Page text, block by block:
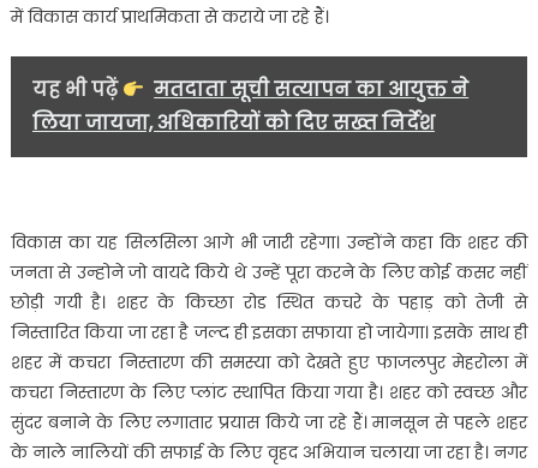
हुआ
जोरदार
में विकास कार्य प्राथमिकता से कराये जा रहे हैं।
यह भी पढ़ें
मतदाता सूची सत्यापन का आयुक्त ने
लिया जायजा, अधिकारियों को दिए सख्त निर्देश
विकास का यह सिलसिला आगे भी जारी रहेगा। उन्होंने कहा कि शहर की
जनता से उन्होने जो वायदे किये थे उन्हें पूरा करने के लिए कोई कसर नहीं
छोड़ी गयी है। शहर के किच्छा रोड स्थित कचरे के पहाड़ को तेजी से
निस्तारित किया जा रहा है जल्द ही इसका सफाया हो जायेगा। इसके साथ ही
शहर में कचरा निस्तारण की समस्या को देखते हुए फाजलपुर मेहरोला में
कचरा निस्तारण के लिए प्लांट स्थापित किया गया है। शहर को स्वच्छ और
सुंदर बनाने के लिए लगातार प्रयास किये जा रहे हैं। मानसून से पहले शहर
के नाले नालियों की सफाई के लिए वृहद अभियान चलाया जा रहा है। नगर